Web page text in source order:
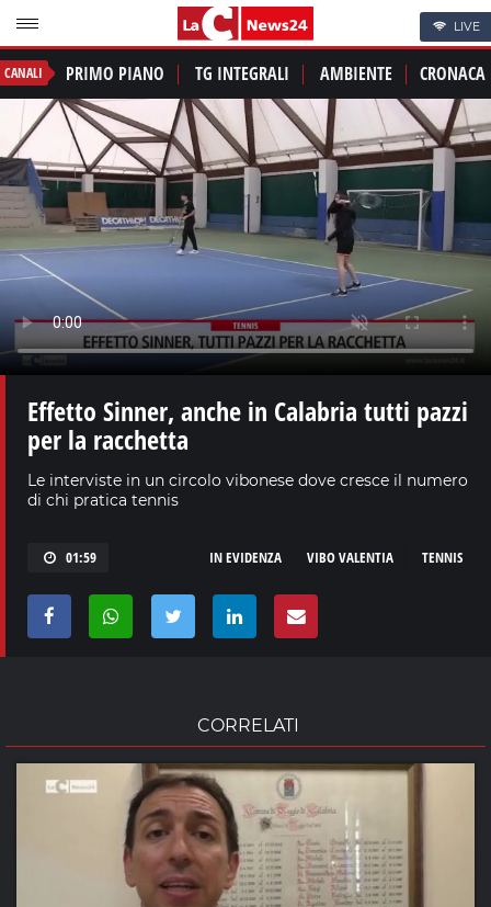
LIVE
CANALI PRIMO PIANO TG INTEGRALI AMBIENTE CRONACA
Effetto Sinner, anche in Calabria tutti pazzi
per la racchetta
Le interviste in un circolo vibonese dove cresce il numero
di chi pratica tennis
01:59 TENNIS
VIBO VALENTIA
IN EVIDENZA
CORRELATI